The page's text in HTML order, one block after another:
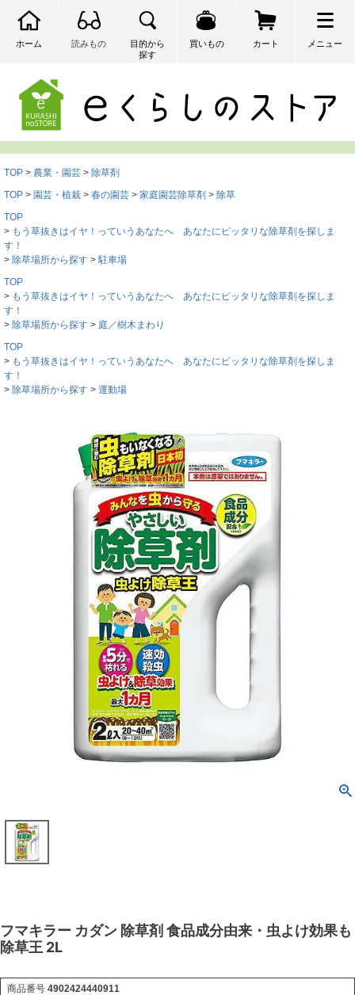
ホーム 読みもの
目的から
探す
買いもの カート メニュー
TOP 農業・園芸
除草剤
TOP
園芸・植栽 春の園芸 家庭園芸除草剤
除草
TOP
もう草抜きはイヤ！っていうあなたへ あなたにピッタリな除草剤を探しま
す！
除草場所から探す
駐車場
TOP
もう草抜きはイヤ！っていうあなたへ あなたにピッタリな除草剤を探しま
す！
除草場所から探す
庭／樹木まわり
TOP
もう草抜きはイヤ！っていうあなたへ あなたにピッタリな除草剤を探しま
す！
除草場所から探す
運動場
フマキラー カダン 除草剤 食品成分由来・虫よけ効果も
除草王 2L
商品番号 4902424440911